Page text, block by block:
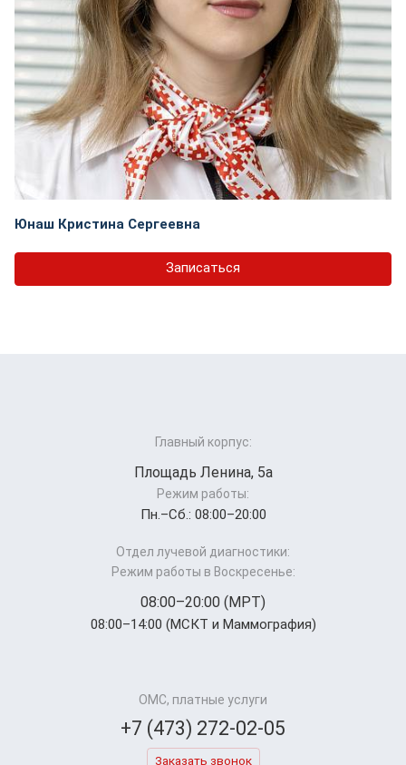
Юнаш Кристина Сергеевна
Записаться
Главный корпус:
Площадь Ленина, 5а
Режим работы:
Пн.–Cб.: 08:00–20:00
Отдел лучевой диагностики:
Режим работы в Воскресенье:
08:00–20:00 (МРТ)
08:00–14:00 (МСКТ и Маммография)
ОМС, платные услуги
+7 (473) 272-02-05
Заказать звонок